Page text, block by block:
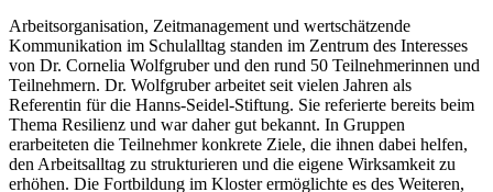
Arbeitsorganisation, Zeitmanagement und wertschätzende
Kommunikation im Schulalltag standen im Zentrum des Interesses
von Dr. Cornelia Wolfgruber und den rund 50 Teilnehmerinnen und
Teilnehmern. Dr. Wolfgruber arbeitet seit vielen Jahren als
Referentin für die Hanns-Seidel-Stiftung. Sie referierte bereits beim
Thema Resilienz und war daher gut bekannt. In Gruppen
erarbeiteten die Teilnehmer konkrete Ziele, die ihnen dabei helfen,
den Arbeitsalltag zu strukturieren und die eigene Wirksamkeit zu
erhöhen. Die Fortbildung im Kloster ermöglichte es des Weiteren,